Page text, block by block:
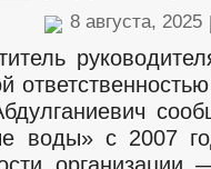
8 августа, 2025
воды» с 2007